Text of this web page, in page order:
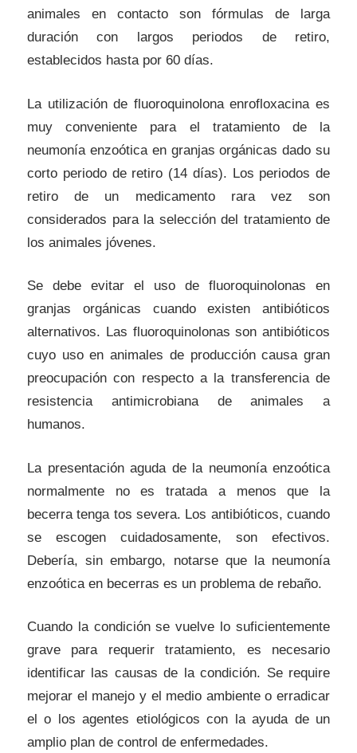
animales en contacto son fórmulas de larga
duración con largos periodos de retiro,
establecidos hasta por 60 días.
La utilización de fluoroquinolona enrofloxacina es
muy conveniente para el tratamiento de la
neumonía enzoótica en granjas orgánicas dado su
corto periodo de retiro (14 días). Los periodos de
retiro de un medicamento rara vez son
considerados para la selección del tratamiento de
los animales jóvenes.
Se debe evitar el uso de fluoroquinolonas en
granjas orgánicas cuando existen antibióticos
alternativos. Las fluoroquinolonas son antibióticos
cuyo uso en animales de producción causa gran
preocupación con respecto a la transferencia de
resistencia antimicrobiana de animales a
humanos.
La presentación aguda de la neumonía enzoótica
normalmente no es tratada a menos que la
becerra tenga tos severa. Los antibióticos, cuando
se escogen cuidadosamente, son efectivos.
Debería, sin embargo, notarse que la neumonía
enzoótica en becerras es un problema de rebaño.
Cuando la condición se vuelve lo suficientemente
grave para requerir tratamiento, es necesario
identificar las causas de la condición. Se require
mejorar el manejo y el medio ambiente o erradicar
el o los agentes etiológicos con la ayuda de un
amplio plan de control de enfermedades.